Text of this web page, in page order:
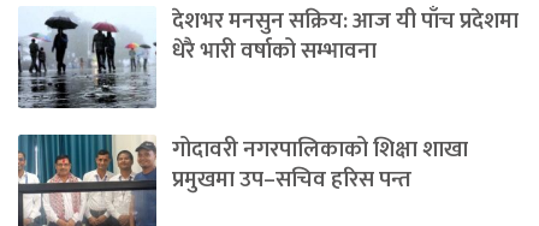
देशभर मनसुन सक्रिय: आज यी पाँच प्रदेशमा
धेरै भारी वर्षाको सम्भावना
गोदावरी नगरपालिकाको शिक्षा शाखा
प्रमुखमा उप–सचिव हरिस पन्त